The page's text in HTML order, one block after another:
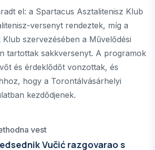
el: a Spartacus Asztalitenisz Klub
versenyt rendeztek, míg a
szervezésében a Művelődési
tartottak sakkversenyt. A programok
és érdeklődőt vonzottak, és
hogy a Torontálvásárhelyi
kezdődjenek.
vest
Vučić razgovarao s